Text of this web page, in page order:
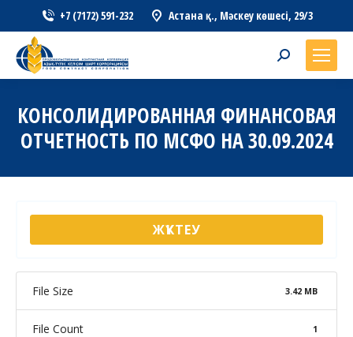
+7 (7172) 591-232 Астана қ., Мәскеу көшесі, 29/3
Search:
КОНСОЛИДИРОВАННАЯ ФИНАНСОВАЯ
ОТЧЕТНОСТЬ ПО МСФО НА 30.09.2024
ЖҮКТЕУ
File Size 3.42 MB
File Count 1